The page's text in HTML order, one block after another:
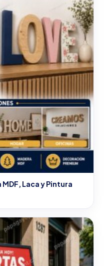
Laca y Pintura